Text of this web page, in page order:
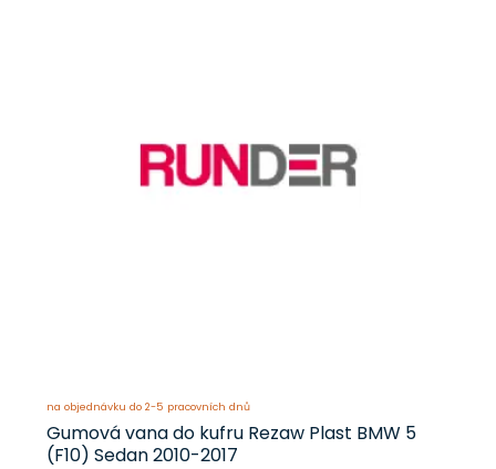
na objednávku do 2-5 pracovních dnů
Gumová vana do kufru Rezaw Plast BMW 5
(F10) Sedan 2010-2017